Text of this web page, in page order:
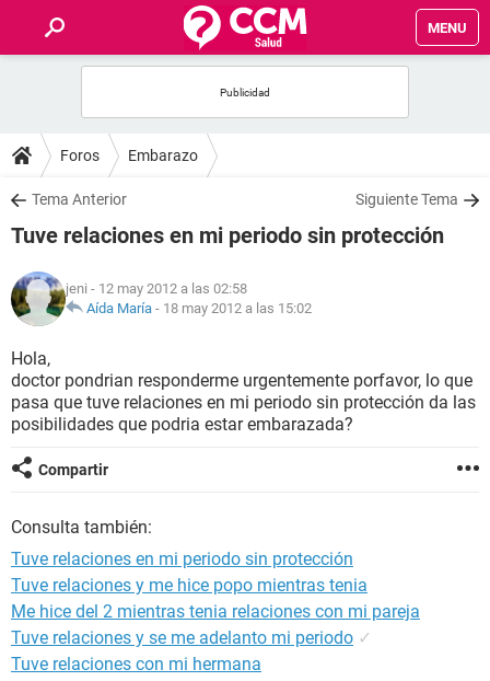
MENU
FOROS
SALUD
NUTRICIÓN
BIENESTAR
SEXUALIDAD
GLOSARIO
Foros Embarazo
Tema Anterior Siguiente Tema
Tuve relaciones en mi periodo sin protección
jeni - 12 may 2012 a las 02:58
Aída María - 18 may 2012 a las 15:02
Hola,
doctor pondrian responderme urgentemente porfavor, lo que
pasa que tuve relaciones en mi periodo sin protección da las
posibilidades que podria estar embarazada?
Compartir
Consulta también:
Tuve relaciones en mi periodo sin protección
Tuve relaciones y me hice popo mientras tenia
Me hice del 2 mientras tenia relaciones con mi pareja
Tuve relaciones y se me adelanto mi periodo ✓
Tuve relaciones con mi hermana